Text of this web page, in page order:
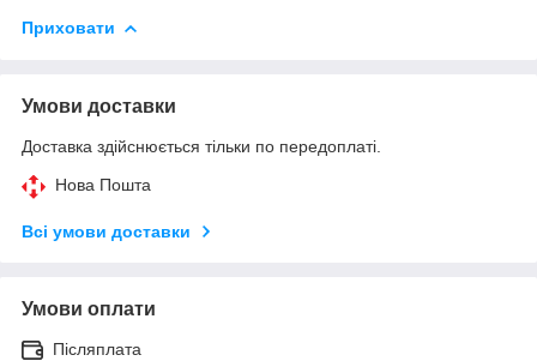
Приховати
Умови доставки
Доставка здійснюється тільки по передоплаті.
Нова Пошта
Всі умови доставки
Умови оплати
Післяплата